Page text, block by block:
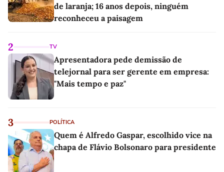
de laranja; 16 anos depois, ninguém
reconheceu a paisagem
2 TV
Apresentadora pede demissão de
telejornal para ser gerente em empresa:
"Mais tempo e paz"
3 POLÍTICA
Quem é Alfredo Gaspar, escolhido vice na
chapa de Flávio Bolsonaro para presidente